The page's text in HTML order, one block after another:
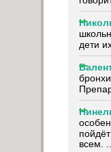
дети
всем. ...